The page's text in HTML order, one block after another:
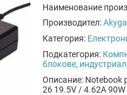
Наименование
Производител:Akyga
Категория:
Подкатегория:
блокове,
Описание: Notebook
26 19.5V / 4.62A